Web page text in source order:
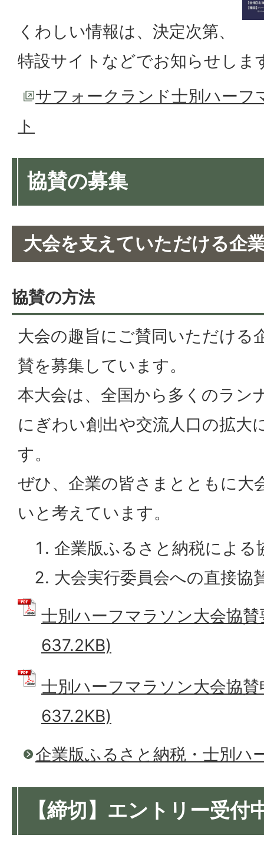
くわしい情報は、決定次第、
特設サイトなどでお知らせしま
サフォークランド士別ハーフ
ト
協賛の募集
大会を支えていただける企
協賛の方法
大会の趣旨にご賛同いただける
賛を募集しています。
本大会は、全国から多くのラン
にぎわい創出や交流人口の拡大
す。
ぜひ、企業の皆さまとともに大
いと考えています。
企業版ふるさと納税による
大会実行委員会への直接協
士別ハーフマラソン大会協
637.2KB)
士別ハーフマラソン大会協
637.2KB)
企業版ふるさと納税・士別ハ
【締切】エントリー受付